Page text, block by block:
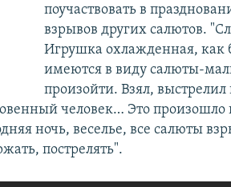
поучаствовать в
взрывов других салютов.
Игрушка охлажденная, как
имеются в виду салюты-
произойти. Взял, выстрелил
человек… Это произошло
ночь, веселье, все салюты
пострелять".